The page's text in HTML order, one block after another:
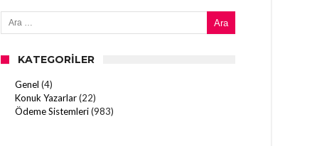
Arama:
KATEGORILER
Genel (4)
Konuk Yazarlar(22)
Ödeme Sistemleri(983)